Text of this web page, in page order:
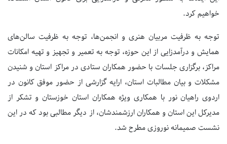
خواهیم کرد.
توجه به ظرفیت مربیان هنری و انجمن‌ها، توجه به ظرفیت سالن‌های
همایش و درآمدزایی از این حوزه، توجه به تعمیر و تجهیز و تهیه امکانات
مراکز، برگزاری جلسات با حضور همکاران ستادی در مراکز استان و شنیدن
مشکلات و بیان مطالبات استان، ارایه گزارشی از حضور موفق کانون در
اردوی راهیان نور با همکاری ویژه همکاران استان خوزستان و تشکر از
مدیرکل این استان و همکاران ارزشمندشان، از دیگر مطالبی بود که در این
نشست صمیمانه نوروزی مطرح شد.